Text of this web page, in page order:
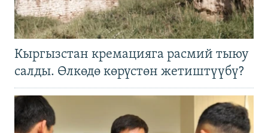
Кыргызстан кремацияга расмий тыюу
салды. Өлкөдө көрүстөн жетиштүүбү?